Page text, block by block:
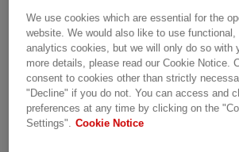
SOLUTIONS NUMÉRIQUES POUR
We use cookies which are essential for the
website. We would also like to use functional,
analytics cookies, but we will only do so with
more details, please read our Cookie Notice.
consent to cookies other than strictly
"Decline" if you do not. You can access and
preferences at any time by clicking on the
Settings".
Cookie Notice